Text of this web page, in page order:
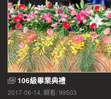
106級畢業典禮
2017-06-14, 觀看: 99503